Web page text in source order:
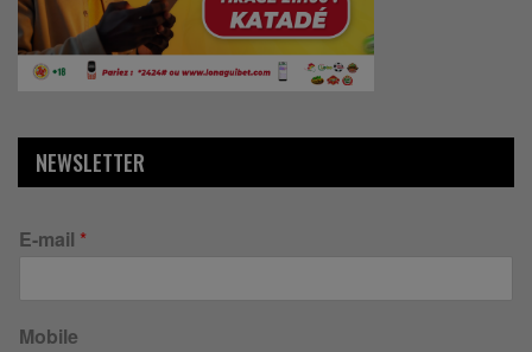
NEWSLETTER
E-mail *
Mobile